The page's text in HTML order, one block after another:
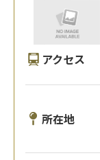
アクセス
所在地